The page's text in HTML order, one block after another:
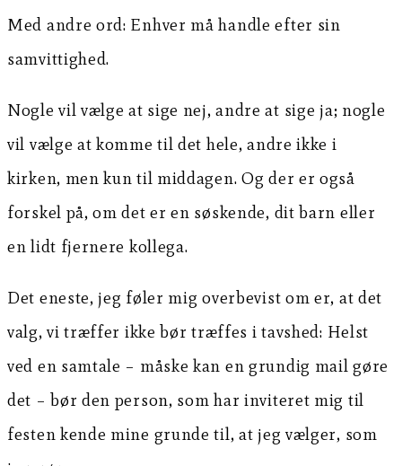
Med andre ord: Enhver må handle efter sin
samvittighed.
Nogle vil vælge at sige nej, andre at sige ja; nogle
vil vælge at komme til det hele, andre ikke i
kirken, men kun til middagen. Og der er også
forskel på, om det er en søskende, dit barn eller
en lidt fjernere kollega.
Det eneste, jeg føler mig overbevist om er, at det
valg, vi træffer ikke bør træffes i tavshed: Helst
ved en samtale – måske kan en grundig mail gøre
det – bør den person, som har inviteret mig til
festen kende mine grunde til, at jeg vælger, som